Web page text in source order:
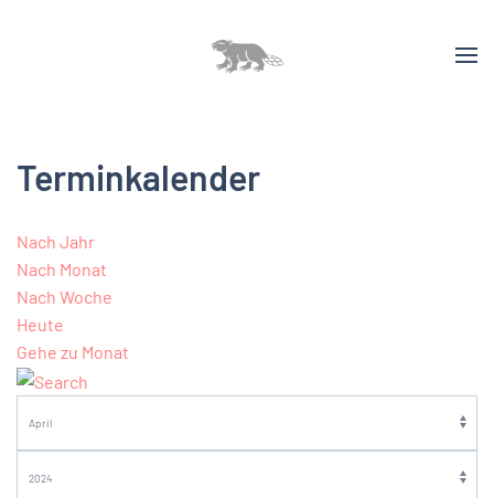
Terminkalender
Nach Jahr
Nach Monat
Nach Woche
Heute
Gehe zu Monat